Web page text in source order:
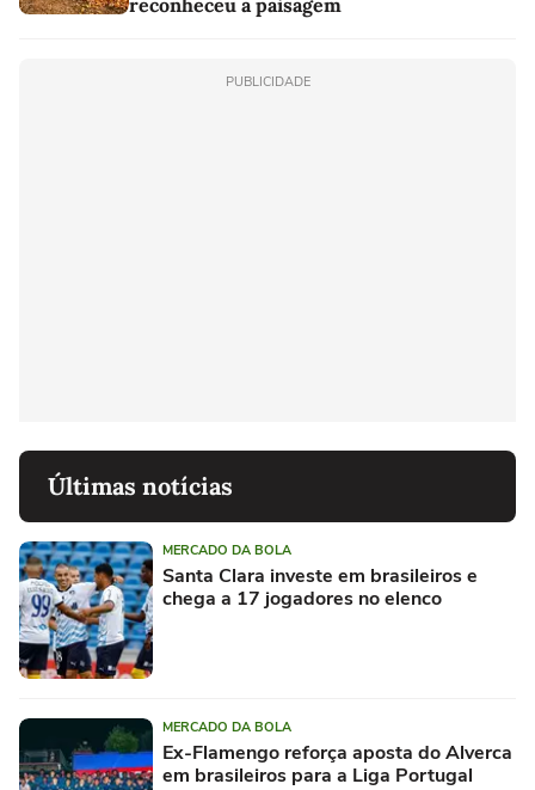
PUBLICIDADE
Últimas notícias
MERCADO DA BOLA
Santa Clara investe em brasileiros e
chega a 17 jogadores no elenco
MERCADO DA BOLA
Ex-Flamengo reforça aposta do Alverca
em brasileiros para a Liga Portugal